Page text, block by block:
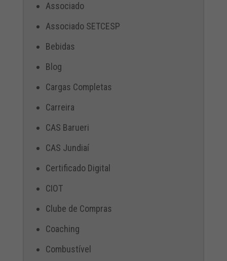
Associado
Associado SETCESP
Bebidas
Blog
Cargas Completas
Carreira
CAS Barueri
CAS Jundiaí
Certificado Digital
CIOT
Clube de Compras
Coaching
Combustível